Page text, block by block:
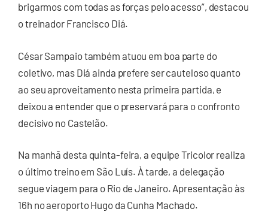
brigarmos com todas as forças pelo acesso”, destacou
o treinador Francisco Diá.
César Sampaio também atuou em boa parte do
coletivo, mas Diá ainda prefere ser cauteloso quanto
ao seu aproveitamento nesta primeira partida, e
deixou a entender que o preservará para o confronto
decisivo no Castelão.
Na manhã desta quinta-feira, a equipe Tricolor realiza
o último treino em São Luís. À tarde, a delegação
segue viagem para o Rio de Janeiro. Apresentação às
16h no aeroporto Hugo da Cunha Machado.